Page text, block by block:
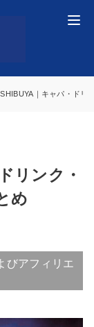
｜キャパ・ドリ
リンク・
め
びアフィリエ